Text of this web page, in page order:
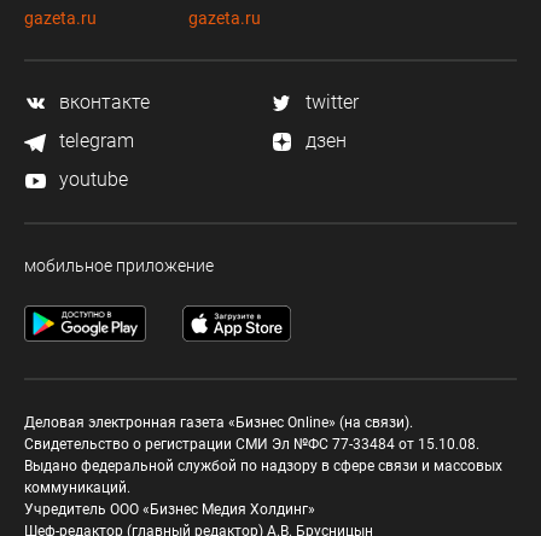
gazeta.ru
gazeta.ru
вконтакте
twitter
telegram
дзен
youtube
мобильное приложение
Деловая электронная газета «Бизнес Online» (на связи).
Свидетельство о регистрации СМИ Эл №ФС 77-33484 от 15.10.08.
Выдано федеральной службой по надзору в сфере связи и массовых
коммуникаций.
Учредитель ООО «Бизнес Медия Холдинг»
Шеф-редактор (главный редактор) А.В. Брусницын